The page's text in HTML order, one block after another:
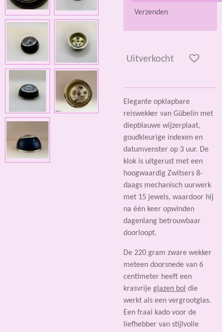
Verzenden
Uitverkocht
Elegante opklapbare
reiswekker van Gübelin met
diepblauwe wijzerplaat,
goudkleurige indexen en
datumvenster op 3 uur. De
klok is uitgerust met een
hoogwaardig Zwitsers 8-
daags mechanisch uurwerk
met 15 jewels, waardoor hij
na één keer opwinden
dagenlang betrouwbaar
doorloopt.
De 220 gram zware wekker
meteen doorsnede van 6
centimeter heeft een
krasvrije glazen bol die
werkt als een vergrootglas.
Een fraai kado voor de
liefhebber van stijlvolle